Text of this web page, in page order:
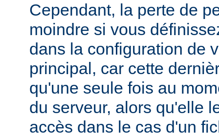
Cependant, la perte de
moindre si vous
dans la configuration de
principal, car cette
qu'une seule fois au
du serveur, alors qu'elle
accès dans le cas d'un